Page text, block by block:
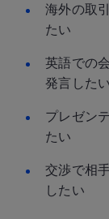
海外の取
たい
英語での
発言したい
プレゼン
たい
交渉で相
したい